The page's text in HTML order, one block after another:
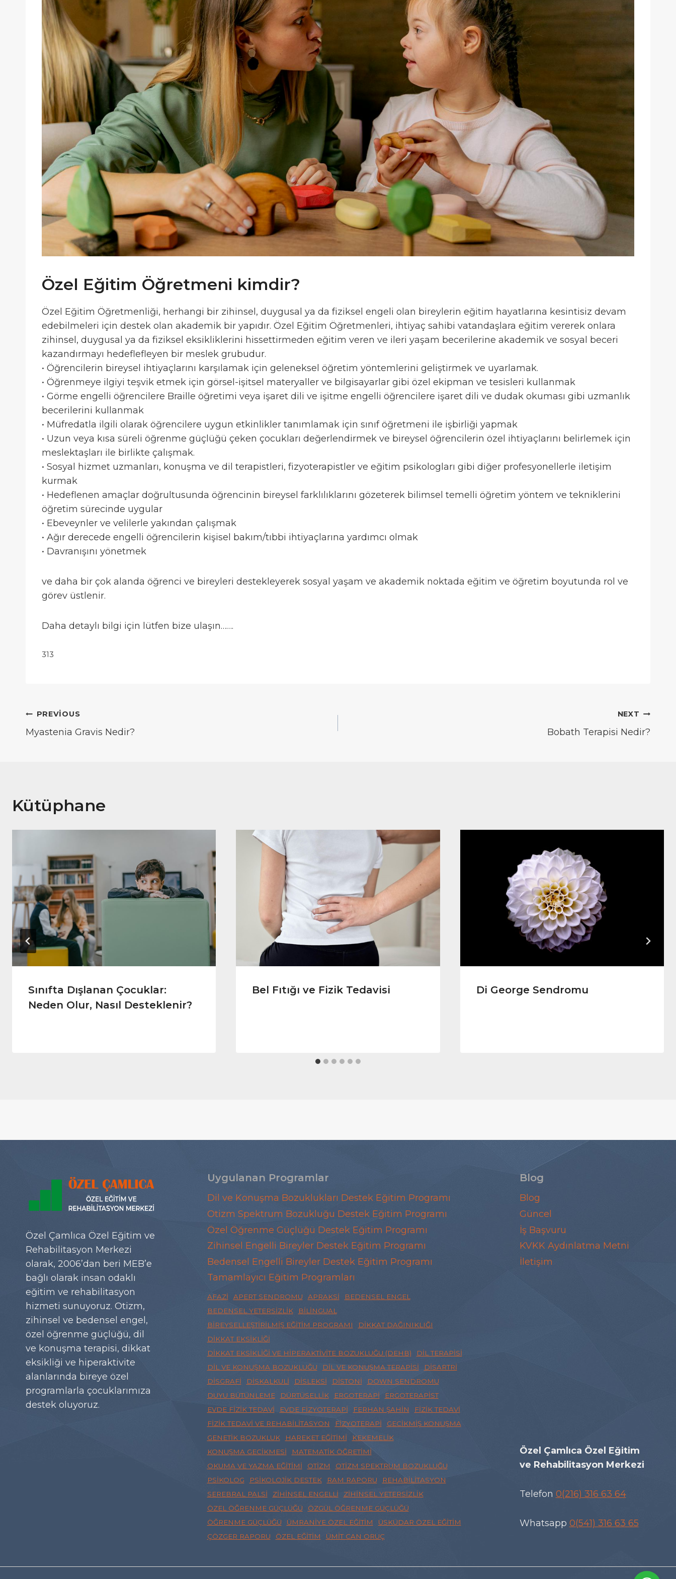
Özel Eğitim Öğretmeni kimdir?
Özel Eğitim Öğretmenliği, herhangi bir zihinsel, duygusal ya da fiziksel engeli olan bireylerin eğitim hayatlarına kesintisiz devam
edebilmeleri için destek olan akademik bir yapıdır. Özel Eğitim Öğretmenleri, ihtiyaç sahibi vatandaşlara eğitim vererek onlara
zihinsel, duygusal ya da fiziksel eksikliklerini hissettirmeden eğitim veren ve ileri yaşam becerilerine akademik ve sosyal beceri
kazandırmayı hedeflefleyen bir meslek grubudur.
• Öğrencilerin bireysel ihtiyaçlarını karşılamak için geleneksel öğretim yöntemlerini geliştirmek ve uyarlamak.
• Öğrenmeye ilgiyi teşvik etmek için görsel-işitsel materyaller ve bilgisayarlar gibi özel ekipman ve tesisleri kullanmak
• Görme engelli öğrencilere Braille öğretimi veya işaret dili ve işitme engelli öğrencilere işaret dili ve dudak okuması gibi uzmanlık
becerilerini kullanmak
• Müfredatla ilgili olarak öğrencilere uygun etkinlikler tanımlamak için sınıf öğretmeni ile işbirliği yapmak
• Uzun veya kısa süreli öğrenme güçlüğü çeken çocukları değerlendirmek ve bireysel öğrencilerin özel ihtiyaçlarını belirlemek için
meslektaşları ile birlikte çalışmak.
• Sosyal hizmet uzmanları, konuşma ve dil terapistleri, fizyoterapistler ve eğitim psikologları gibi diğer profesyonellerle iletişim
kurmak
• Hedeflenen amaçlar doğrultusunda öğrencinin bireysel farklılıklarını gözeterek bilimsel temelli öğretim yöntem ve tekniklerini
öğretim sürecinde uygular
• Ebeveynler ve velilerle yakından çalışmak
• Ağır derecede engelli öğrencilerin kişisel bakım/tıbbi ihtiyaçlarına yardımcı olmak
• Davranışını yönetmek
ve daha bir çok alanda öğrenci ve bireyleri destekleyerek sosyal yaşam ve akademik noktada eğitim ve öğretim boyutunda rol ve
görev üstlenir.
Daha detaylı bilgi için lütfen bize ulaşın…….
313
Yazı
gezinmesi
PREVIOUS
Myastenia Gravis Nedir?
NEXT
Bobath Terapisi Nedir?
Kütüphane
Sınıfta Dışlanan Çocuklar:
Neden Olur, Nasıl Desteklenir?
Bel Fıtığı ve Fizik Tedavisi Di George Sendromu
Özel Çamlıca Özel Eğitim ve
Rehabilitasyon Merkezi
olarak, 2006’dan beri MEB’e
bağlı olarak insan odaklı
eğitim ve rehabilitasyon
hizmeti sunuyoruz. Otizm,
zihinsel ve bedensel engel,
özel öğrenme güçlüğü, dil
ve konuşma terapisi, dikkat
eksikliği ve hiperaktivite
alanlarında bireye özel
programlarla çocuklarımıza
destek oluyoruz.
Uygulanan Programlar
Dil ve Konuşma Bozuklukları Destek Eğitim Programı
Otizm Spektrum Bozukluğu Destek Eğitim Programı
Özel Öğrenme Güçlüğü Destek Eğitim Programı
Zihinsel Engelli Bireyler Destek Eğitim Programı
Bedensel Engelli Bireyler Destek Eğitim Programı
Tamamlayıcı Eğitim Programları
AFAZI APERT SENDROMU APRAKSI
BEDENSEL ENGEL
BEDENSEL YETERSIZLIK
BILINGUAL
BIREYSELLEŞTIRILMIŞ EĞITIM PROGRAMI
DIKKAT DAĞINIKLIĞI
DIKKAT EKSIKLIĞI
DIKKAT EKSIKLIĞI VE HIPERAKTIVITE BOZUKLUĞU (DEHB)
DIL TERAPISI
DIL VE KONUŞMA BOZUKLUĞU
DIL VE KONUŞMA TERAPISI
DISARTRI
DISGRAFI
DISKALKULI DISLEKSI DISTONI
DOWN SENDROMU
DUYU BÜTÜNLEME
DÜRTÜSELLIK ERGOTERAPI
ERGOTERAPIST
EVDE FIZIK TEDAVI
EVDE FIZYOTERAPI FERHAN ŞAHIN
FIZIK TEDAVI
FIZIK TEDAVI VE REHABILITASYON
FIZYOTERAPI
GECIKMIŞ KONUŞMA
GENETIK BOZUKLUK
HAREKET EĞITIMI
KEKEMELIK
KONUŞMA GECIKMESI
MATEMATIK ÖĞRETIMI
OKUMA VE YAZMA EĞITIMI
OTIZM
OTIZM SPEKTRUM BOZUKLUĞU
PSIKOLOG
PSIKOLOJIK DESTEK RAM RAPORU
REHABILITASYON
SEREBRAL PALSI
ZIHINSEL ENGELLI
ZIHINSEL YETERSIZLIK
ÖZEL ÖĞRENME GÜÇLÜĞÜ
ÖZGÜL ÖĞRENME GÜÇLÜĞÜ
ÖĞRENME GÜÇLÜĞÜ
ÜMRANIYE ÖZEL EĞITIM
ÜSKÜDAR ÖZEL EĞITIM
ÇÖZGER RAPORU
ÖZEL EĞITIM ÜMIT CAN ORUÇ
Blog
Blog
Güncel
İş Başvuru
KVKK Aydınlatma Metni
İletişim
Özel Çamlıca Özel Eğitim
ve Rehabilitasyon Merkezi
Telefon 0(216) 316 63 64
Whatsapp 0(541) 316 63 65